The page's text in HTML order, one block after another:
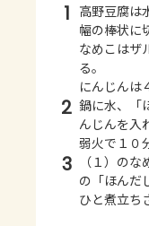
1 高野豆腐は
幅の棒状に
なめこはザ
る。
にんじんは
2 鍋に水、「
んじんを入
弱火で１０
3
（１）の
の「ほんだ
ひと煮立ち